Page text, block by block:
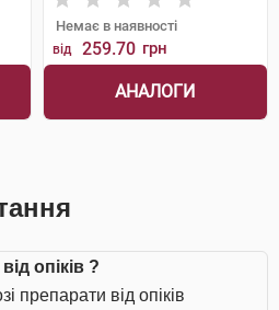
Немає в наявності
від 259.70 грн
АНАЛОГИ
опіків ?
препарати від опіків